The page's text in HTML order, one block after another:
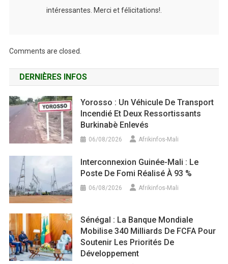
intéressantes. Merci et félicitations!.
Comments are closed.
DERNIÈRES INFOS
Yorosso : Un Véhicule De Transport
Incendié Et Deux Ressortissants
Burkinabè Enlevés
06/08/2026 Afrikinfos-Mali
Interconnexion Guinée-Mali : Le
Poste De Fomi Réalisé À 93 %
06/08/2026 Afrikinfos-Mali
Sénégal : La Banque Mondiale
Mobilise 340 Milliards De FCFA Pour
Soutenir Les Priorités De
Développement